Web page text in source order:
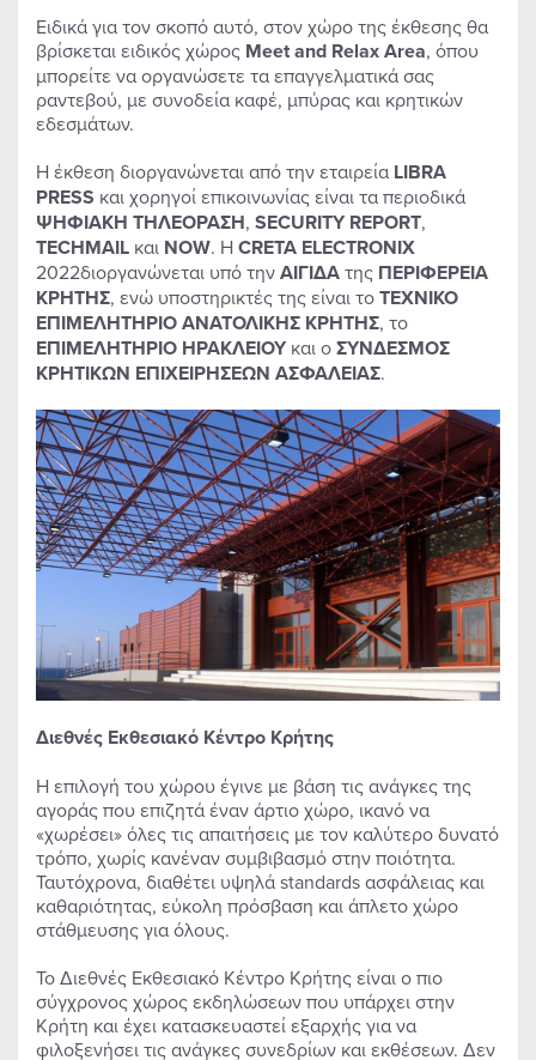
Ειδικά για τον σκοπό αυτό, στον χώρο της έκθεσης θα
βρίσκεται ειδικός χώρος Meetand RelaxArea, όπου
μπορείτε να οργανώσετε τα επαγγελματικά σας
ραντεβού, με συνοδεία καφέ, μπύρας και κρητικών
εδεσμάτων.
Η έκθεση διοργανώνεται από την εταιρεία LIBRA
PRESS και χορηγοί επικοινωνίας είναι τα περιοδικά
ΨΗΦΙΑΚΗ ΤΗΛΕΟΡΑΣΗ, SECURITY REPORT,
TECHMAIL και NOW. ΗCRETA ELECTRONIX
2022διοργανώνεται υπό τηνΑΙΓΙΔΑτης ΠΕΡΙΦΕΡΕΙΑ
ΚΡΗΤΗΣ, ενώ υποστηρικτές της είναι τοΤΕΧΝΙΚΟ
ΕΠΙΜΕΛΗΤΗΡΙΟ ΑΝΑΤΟΛΙΚΗΣ ΚΡΗΤΗΣ, το
ΕΠΙΜΕΛΗΤΗΡΙΟ ΗΡΑΚΛΕΙΟΥ και οΣΥΝΔΕΣΜΟΣ
ΚΡΗΤΙΚΩΝ ΕΠΙΧΕΙΡΗΣΕΩΝ ΑΣΦΑΛΕΙΑΣ.
Διεθνές Εκθεσιακό Κέντρο Κρήτης
Η επιλογή του χώρου έγινε με βάση τις ανάγκες της
αγοράς που επιζητά έναν άρτιο χώρο, ικανό να
«χωρέσει» όλες τις απαιτήσεις με τον καλύτερο δυνατό
τρόπο, χωρίς κανέναν συμβιβασμό στην ποιότητα.
Ταυτόχρονα, διαθέτει υψηλά standards ασφάλειας και
καθαριότητας, εύκολη πρόσβαση και άπλετο χώρο
στάθμευσης για όλους.
Το Διεθνές Εκθεσιακό Κέντρο Κρήτης είναι o πιο
σύγχρονος χώρος εκδηλώσεων που υπάρχει στην
Κρήτη και έχει κατασκευαστεί εξαρχής για να
φιλοξενήσει τις ανάγκες συνεδρίων και εκθέσεων. Δεν